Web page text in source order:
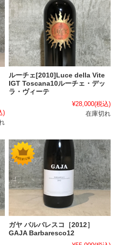
)
ルーチェ[2010]Luce della Vite
IGT Toscana10ルーチェ・デッ
ラ・ヴィーテ
¥28,000(税込)
在庫切れ
ガヤ バルバレスコ［2012］
GAJA Barbaresco12